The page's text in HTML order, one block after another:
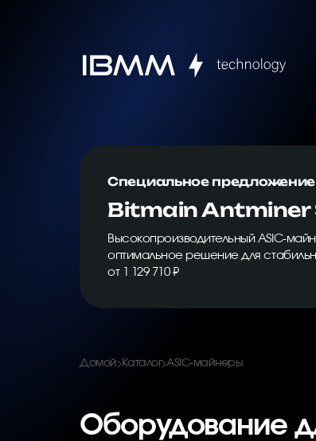
Специальное предложение
Bitmain Antminer
Высокопроизводительный ASIC-
оптимальное решение для
от 1 129 710 ₽
Домой Каталог ASIC-майнеры
Оборудование